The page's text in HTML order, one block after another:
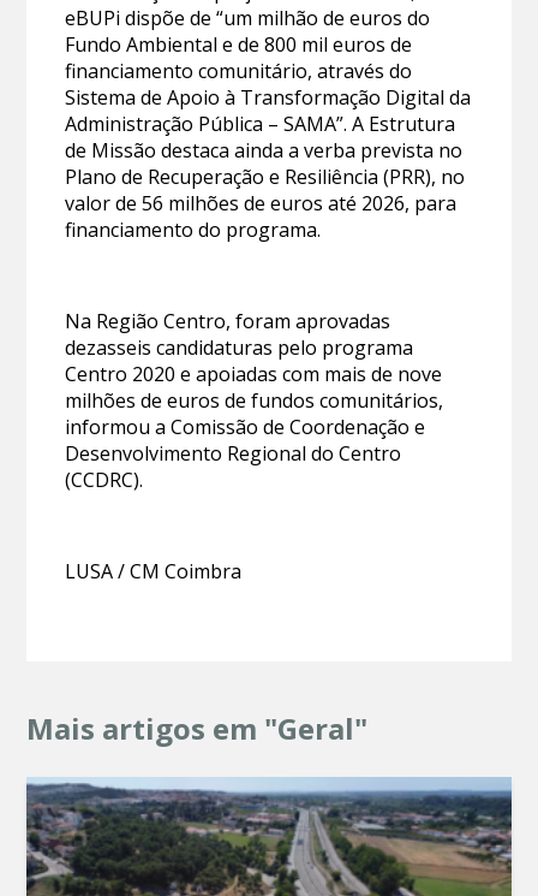
eBUPi dispõe de “um milhão de euros do
Fundo Ambiental e de 800 mil euros de
financiamento comunitário, através do
Sistema de Apoio à Transformação Digital da
Administração Pública – SAMA”. A Estrutura
de Missão destaca ainda a verba prevista no
Plano de Recuperação e Resiliência (PRR), no
valor de 56 milhões de euros até 2026, para
financiamento do programa.
Na Região Centro, foram aprovadas
dezasseis candidaturas pelo programa
Centro 2020 e apoiadas com mais de nove
milhões de euros de fundos comunitários,
informou a Comissão de Coordenação e
Desenvolvimento Regional do Centro
(CCDRC).
LUSA / CM Coimbra
Mais artigos em "Geral"